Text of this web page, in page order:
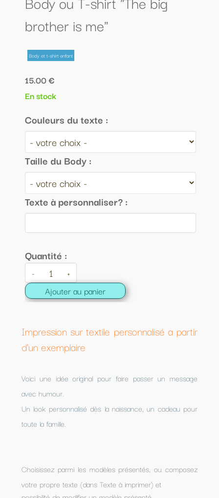
brother is me"
Body et t-shirt enfant
15.00 €
En stock
Couleurs du texte :
Taille du Body :
Texte à personnaliser? :
Quantité :
- +
Ajouter au panier
Impression sur textile personnalisé a partir
d'un exemplaire
Voici une idée original pour faire passer un message
avec humour.
Un look personnalisé dès la naissance, un cadeau pour
toute la famille.
Choisissez parmi les modèles présentés, ou composez
votre propre texte (dans Texte à imprimer) et